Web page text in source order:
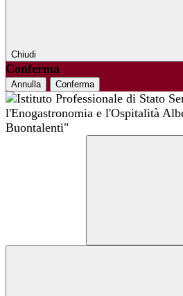
Chiudi
Conferma
Annulla Conferma